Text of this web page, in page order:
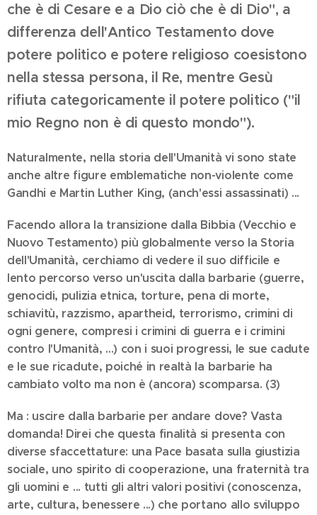
che è di Cesare e a Dio ciò che è di Dio", a
differenza dell'Antico Testamento dove
potere politico e potere religioso coesistono
nella stessa persona, il Re, mentre Gesù
rifiuta categoricamente il potere politico ("il
mio Regno non è di questo mondo").
Naturalmente, nella storia dell'Umanità vi sono state
anche altre figure emblematiche non-violente come
Gandhi e Martin Luther King, (anch'essi assassinati) ...
Facendo allora la transizione dalla Bibbia (Vecchio e
Nuovo Testamento) più globalmente verso la Storia
dell'Umanità, cerchiamo di vedere il suo difficile e
lento percorso verso un'uscita dalla barbarie (guerre,
genocidi, pulizia etnica, torture, pena di morte,
schiavitù, razzismo, apartheid, terrorismo, crimini di
ogni genere, compresi i crimini di guerra e i crimini
contro l'Umanità, ...) con i suoi progressi, le sue cadute
e le sue ricadute, poiché in realtà la barbarie ha
cambiato volto ma non è (ancora) scomparsa. (3)
Ma : uscire dalla barbarie per andare dove? Vasta
domanda! Direi che questa finalità si presenta con
diverse sfaccettature: una Pace basata sulla giustizia
sociale, uno spirito di cooperazione, una fraternità tra
gli uomini e ... tutti gli altri valori positivi (conoscenza,
arte, cultura, benessere ...) che portano allo sviluppo